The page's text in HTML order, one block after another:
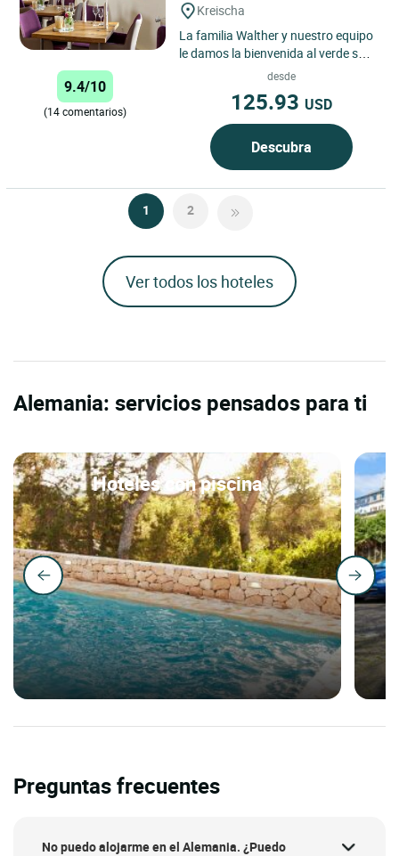
Kreischa
La familia Walther y nuestro equipo
le damos la bienvenida al verde sur
de la capital del estado de Sajonia,
9.4/10
(14 comentarios)
desde
125.93 USD
Descubra
1 2
Ver todos los hoteles
Alemania: servicios pensados para ti
Hoteles con piscina
Preguntas frecuentes
No puedo alojarme en el Alemania. ¿Puedo